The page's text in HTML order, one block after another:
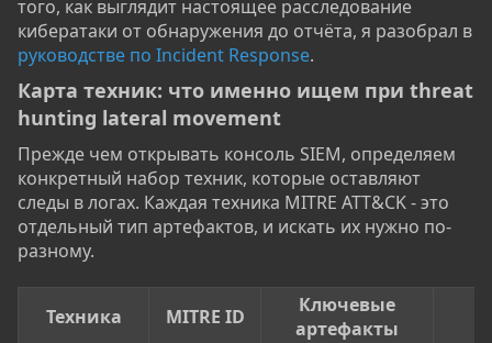
того, как выглядит настоящее расследование
кибератаки от обнаружения до отчёта, я разобрал в
руководстве по Incident Response.
Карта техник: что именно ищем при threat
hunting lateral movement​
Прежде чем открывать консоль SIEM, определяем
конкретный набор техник, которые оставляют
следы в логах. Каждая техника MITRE ATT&CK - это
отдельный тип артефактов, и искать их нужно по-
разному.
Техника MITRE ID
Ключевые
артефакты